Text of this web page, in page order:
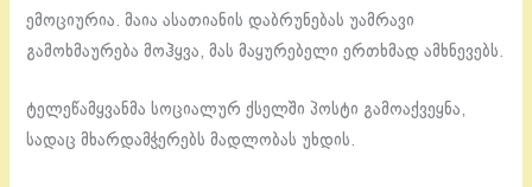
ემოციურია. მაია ასათიანის დაბრუნებას უამრავი
გამოხმაურება მოჰყვა, მას მაყურებელი ერთხმად ამხნევებს.
ტელეწამყვანმა სოციალურ ქსელში პოსტი გამოაქვეყნა,
სადაც მხარდამჭერებს მადლობას უხდის.